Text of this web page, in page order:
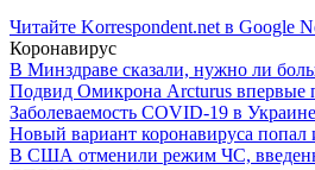
Читайте Korrespondent.net в Google
Коронавирус
В Минздраве сказали, нужно ли
Подвид Омикрона Arcturus впервые
Заболеваемость COVID-19 в
Новый вариант коронавируса
В США отменили режим ЧС,